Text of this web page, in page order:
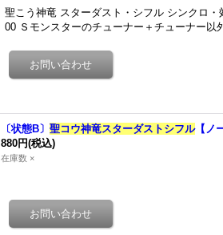
聖こう神竜 スターダスト・シフル シンクロ
00 Ｓモンスターのチューナー＋チューナー
〔状態B〕 聖コウ神竜スターダストシフル【ノ
880円(税込)
在庫数 ×